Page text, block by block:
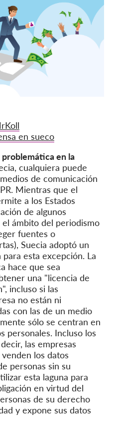
Contacto
en sueco
en la
cualquiera puede
de comunicación
Mientras que el
a los Estados
de algunos
ámbito del periodismo
fuentes o
Suecia adoptó un
esta excepción. La
hace que sea
una "licencia de
incluso si las
no están ni
con las de un medio
sólo se centran en
personales. Incluso los
las empresas
los datos
personas sin su
esta laguna para
en virtud del
de su derecho
y expone sus datos